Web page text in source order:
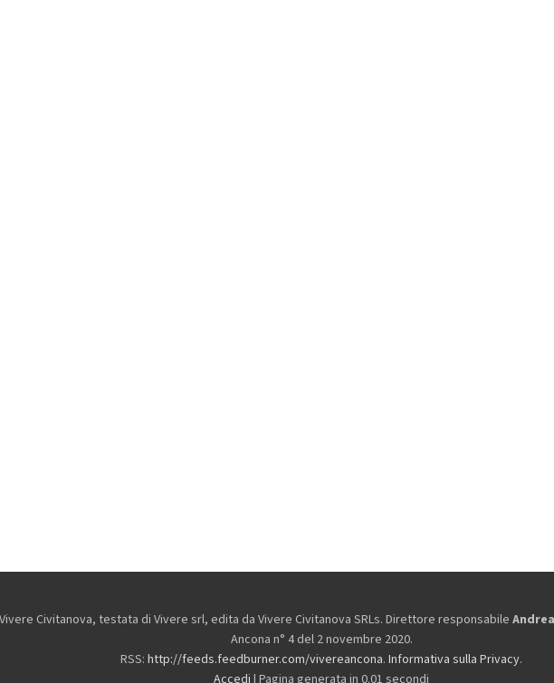
Civitanova, testata di Vivere srl, edita daVivere Civitanova SRLs. Direttore responsabile
Ancona n° 4 del 2 novembre 2020.
RSS: http://feeds.feedburner.com/vivereancona. Informativa sulla Privacy.
Accedi | Pagina generata in 0.01 secondi